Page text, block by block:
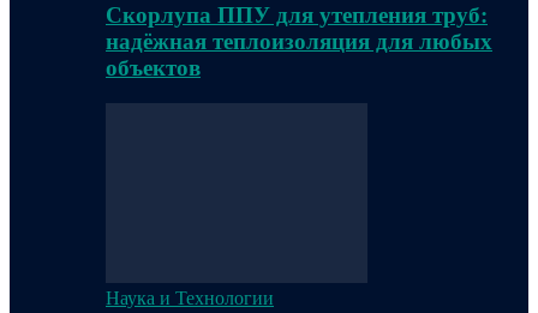
Скорлупа ППУ для утепления труб:
надёжная теплоизоляция для любых
объектов
Наука и Технологии